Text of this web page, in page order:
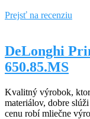
Prejsť na recenziu
2
DeLonghi
650.85.MS
Kvalitný výrobok,
materiálov, dobre
cenu robí mliečne